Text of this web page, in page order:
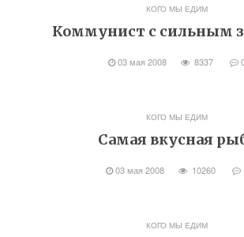
КОГО МЫ ЕДИМ
Коммунист с сильным
03 мая 2008 8337
КОГО МЫ ЕДИМ
Самая вкусная
03 мая 2008 10260
КОГО МЫ ЕДИМ